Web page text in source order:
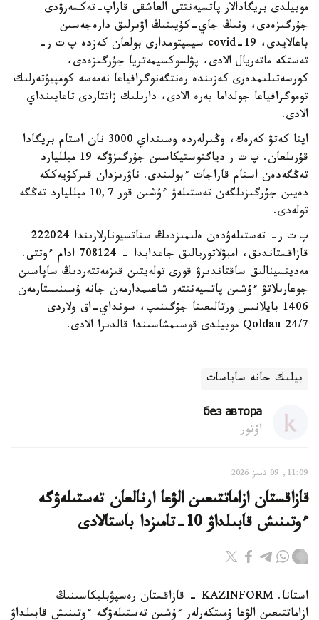
موبيلدى بريگادالار پاتسيەنتتى العاشقى قاراپ-تەكسەرۋدى
جۇرگىزەدى، ونىڭ جاي-كۇيىنىڭ اۋىرلىق دارەجەسىن
باعالايدى، covid-19 سيمپتومدارى بولعان كەزدە پ ت ر-
تەستكە ماتەريال الادى، پۋلسوكسيمەتريا جۇرگىزەدى،
كورسەتىلىمدەرى كەزىندە رەنتگەنوگرافياعا نەمەسە كومپيۋتەرلىك
توموگرافياعا جولداما بەرە الادى، دارىلىك زاتتاردى تاعايىنداي
الادى.
ايتا كەتۋ كەرەك، وڭىرلەردە وسىنداي 3000 نان استام بريگادا
قۇرىلعان. پ ت ر دياگنوستيكاسىن جۇرگىزۋگە 19 ميلليارد
تەڭگەدەن استام قاراجات ءبولىندى. ناۋرىزدان قىركۇيەككە
دەيىن جۇرگىزىلگەن تەستىلەۋ ءۇشىن قور 10,7 ميلليارد تەڭگە
تولەدى.
پ ت ر- تەستىلەۋدەن ەلىمىزدىڭ ستاتسيونارلارىندا 222024
قازاقستاندىق، امبۋلاتوريالىق جاعدايدا - 708124 ادام ءوتتى.
مەديتسينالىق ساقتاندىرۋ قورى تولەيتىن قىزمەتتەردىڭ ساپاسىن
جوعارىلاتۋ ءۇشىن پاتسيەنتتەر شاعىمدارمەن جانە ۇسىنىستارمەن
1406 بايلانىس ورتالىعىنا جۇگىنىپ، سونداي-اق ولاردى
Qoldau 24/7 موبيلدى قوسىمشاسىندا قالدىرا الادى.
بيلىك جانە ساياسات
без автора
اۆتور
11:09, 09 تامىز 2026
قازاقستان ازاماتتىعىن الۋعا ارنالعان تەستىلەۋگە
ءوتىنىش قابىلداۋ 10-تامىزدا باستالادى
استانا. KAZINFORM - قازاقستان رەسپۋبليكاسىنىڭ
ازاماتتىعىن الۋعا ۇمىتكەرلەر ءۇشىن تەستىلەۋگە ءوتىنىش قابىلداۋ